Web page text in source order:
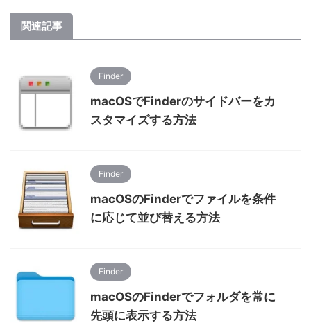
関連記事
Finder
macOSでFinderのサイドバーをカ
スタマイズする方法
Finder
macOSのFinderでファイルを条件
に応じて並び替える方法
Finder
macOSのFinderでフォルダを常に
先頭に表示する方法